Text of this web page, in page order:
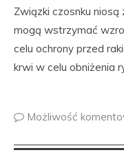
Związki czosnku
mogą wstrzymać
celu ochrony przed
krwi w celu obniżenia
Możliwość